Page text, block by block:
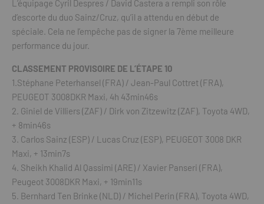
L’équipage Cyril Despres / David Castera a rempli son rôle
d’escorte du duo Sainz/Cruz, qu’il a attendu en début de
spéciale. Cela ne l’empêche pas de signer la 7ème meilleure
performance du jour.
CLASSEMENT PROVISOIRE DE L’ÉTAPE 10
1.Stéphane Peterhansel (FRA) / Jean-Paul Cottret (FRA),
PEUGEOT 3008DKR Maxi, 4h 43min46s
2. Giniel de Villiers (ZAF) / Dirk von Zitzewitz (ZAF), Toyota 4WD,
+ 8min46s
3. Carlos Sainz (ESP) / Lucas Cruz (ESP), PEUGEOT 3008 DKR
Maxi, + 13min7s
4. Sheikh Khalid Al Qassimi (ARE) / Xavier Panseri (FRA),
Peugeot 3008DKR Maxi, + 19min11s
5. Bernhard Ten Brinke (NLD) / Michel Perin (FRA), Toyota 4WD,